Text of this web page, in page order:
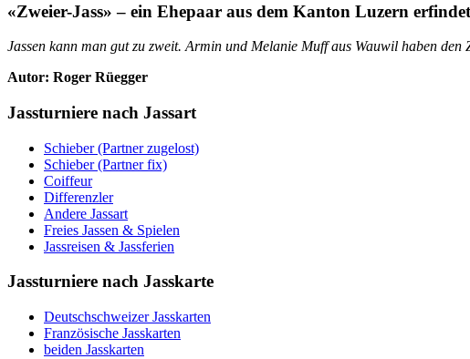
«Zweier-Jass» – ein Ehepaar aus dem Kanton Luzern
Jassen kann man gut zu zweit. Armin und Melanie Muff aus Wauwil haben
Autor: Roger Rüegger
Jassturniere nach Jassart
Schieber (Partner zugelost)
Schieber (Partner fix)
Coiffeur
Differenzler
Andere Jassart
Freies Jassen & Spielen
Jassreisen & Jassferien
Jassturniere nach Jasskarte
Deutschschweizer Jasskarten
Französische Jasskarten
beiden Jasskarten